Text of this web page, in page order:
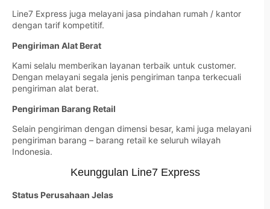
Line7 Express juga melayani jasa pindahan rumah / kantor
dengan tarif kompetitif.
Pengiriman Alat Berat
Kami selalu memberikan layanan terbaik untuk customer.
Dengan melayani segala jenis pengiriman tanpa terkecuali
pengiriman alat berat.
Pengiriman Barang Retail
Selain pengiriman dengan dimensi besar, kami juga melayani
pengiriman barang – barang retail ke seluruh wilayah
Indonesia.
Keunggulan Line7 Express
Status Perusahaan Jelas